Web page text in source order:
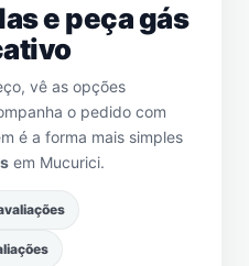
e peça gás
vê as opções
o pedido com
é a forma mais simples
em Mucurici.